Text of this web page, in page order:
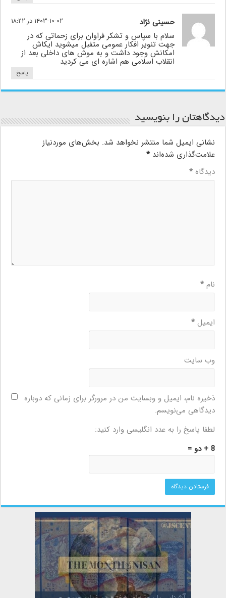
حسینی نژاد ۱۴۰۳-۱۰-۰۲ در ۱۸:۲۲
سلام با سپاس و تشکر فراوان برای زحماتی که در
جهت تنویر افکار عمومی متفبل میشوید ایکاش
امکانش وجود داشت و به موش های داخلی بعد از
انقلاب اسلامی هم اشاره ای می کردید
پاسخ
دیدگاهتان را بنویسید
نشانی ایمیل شما منتشر نخواهد شد. بخش‌های موردنیاز
علامت‌گذاری شده‌اند*
دیدگاه*
نام*
ایمیل*
وب‌ سایت
ذخیره نام، ایمیل و وبسایت من در مرورگر برای زمانی که دوباره
دیدگاهی می‌نویسم.
لطفا پاسخ را به عدد انگلیسی وارد کنید:
8 + دو =